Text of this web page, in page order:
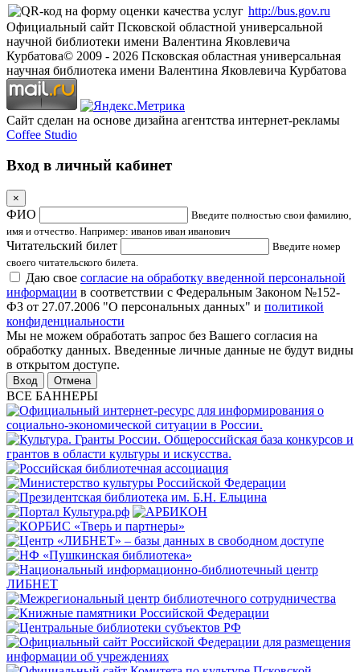
http://bus.gov.ru
Официальный сайт Псковской областной универсальной
научной библиотеки имени Валентина Яковлевича
Курбатова© 2009 - 2026 Псковская областная универсальная
научная библиотека имени Валентина Яковлевича Курбатова
Сайт сделан на основе дизайна агентства интернет-рекламы
Coffee Studio
Вход в личный кабинет
×
ФИО
Введите полностью свои фамилию,
имя и отчество. Например: иванов иван иванович
Читательский билет
Введите номер
своего читательского билета.
Даю свое согласие на обработку введенной персональной
информации в соответствии с Федеральным Законом №152-
ФЗ от 27.07.2006 "О персональных данных" и политикой
конфиденциальности
Мы не можем обработать запрос без Вашего согласия на
обработку данных. Введенные личные данные не будут видны
в открытом доступе.
Отмена
ВСЕ БАННЕРЫ